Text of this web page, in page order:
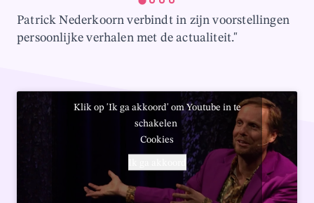
Patrick Nederkoorn verbindt in zijn voorstellingen
persoonlijke verhalen met de actualiteit."
Video afspelen
Klik op 'Ik ga akkoord' om Youtube in te
schakelen
Cookies